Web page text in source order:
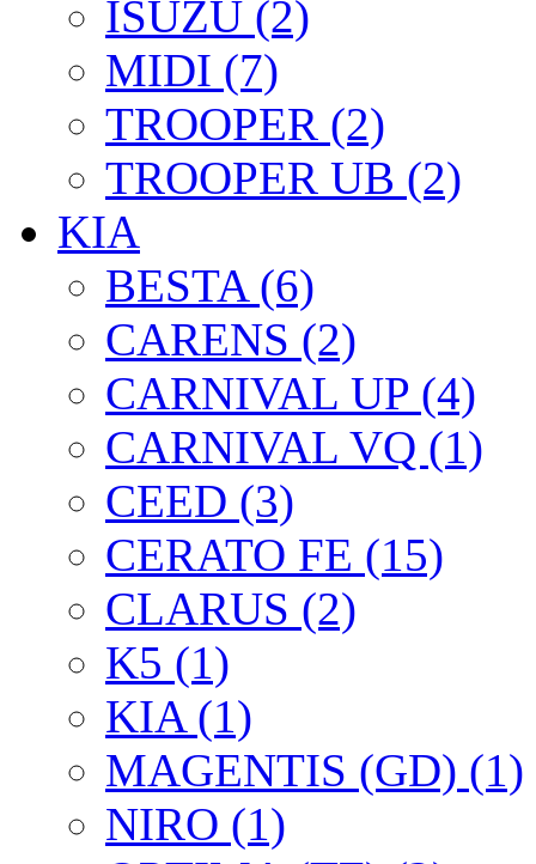
ISUZU (2)
MIDI (7)
TROOPER (2)
TROOPER UB (2)
KIA
BESTA (6)
CARENS (2)
CARNIVAL UP (4)
CARNIVAL VQ (1)
CEED (3)
CERATO FE (15)
CLARUS (2)
K5 (1)
KIA (1)
MAGENTIS (GD) (1)
NIRO (1)